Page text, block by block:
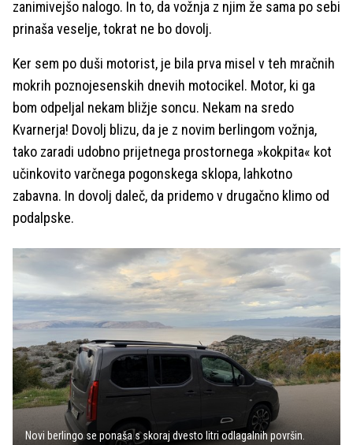
zanimivejšo nalogo. In to, da vožnja z njim že sama po sebi
prinaša veselje, tokrat ne bo dovolj.
Ker sem po duši motorist, je bila prva misel v teh mračnih
mokrih poznojesenskih dnevih motocikel. Motor, ki ga
bom odpeljal nekam bližje soncu. Nekam na sredo
Kvarnerja! Dovolj blizu, da je z novim berlingom vožnja,
tako zaradi udobno prijetnega prostornega »kokpita« kot
učinkovito varčnega pogonskega sklopa, lahkotno
zabavna. In dovolj daleč, da pridemo v drugačno klimo od
podalpske.
Novi berlingo se ponaša s skoraj dvesto litri odlagalnih površin.